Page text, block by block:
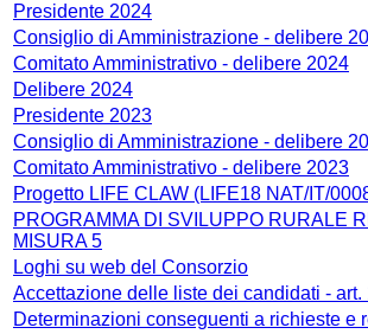
Presidente 2024
Consiglio di Amministrazione - delibere
Comitato Amministrativo - delibere 2024
Delibere 2024
Presidente 2023
Consiglio di Amministrazione - delibere
Comitato Amministrativo - delibere 2023
Progetto LIFE CLAW (LIFE18 NAT/IT/
PROGRAMMA DI SVILUPPO RURALE
MISURA 5
Loghi su web del Consorzio
Accettazione delle liste dei candidati -
Determinazioni conseguenti a richieste e